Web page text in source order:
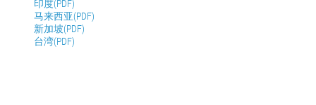
印度(PDF)
马来西亚(PDF)
新加坡(PDF)
台湾(PDF)